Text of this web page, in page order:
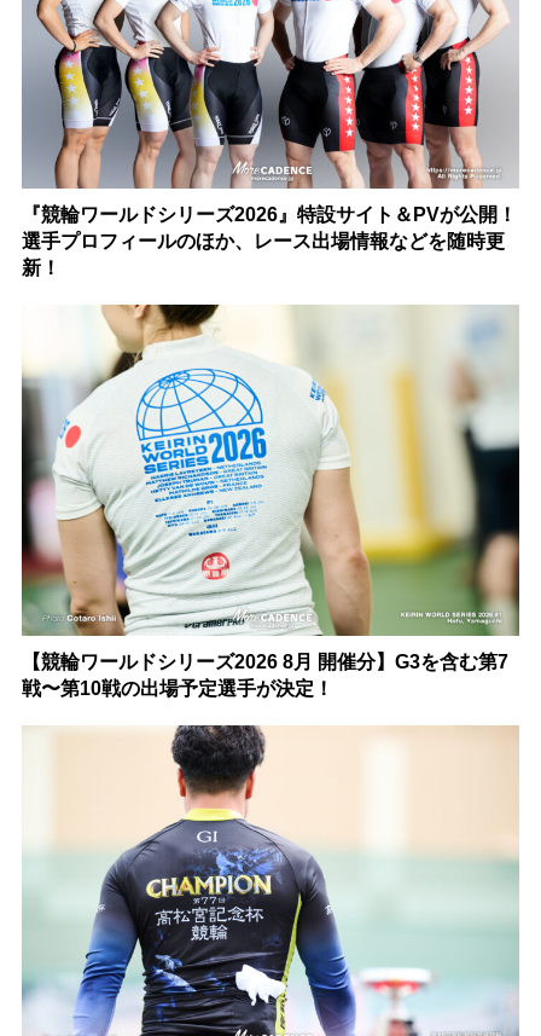
『競輪ワールドシリーズ2026』特設サイト＆PVが公開！
選手プロフィールのほか、レース出場情報などを随時更
新！
【競輪ワールドシリーズ2026 8月 開催分】G3を含む第7
戦〜第10戦の出場予定選手が決定！